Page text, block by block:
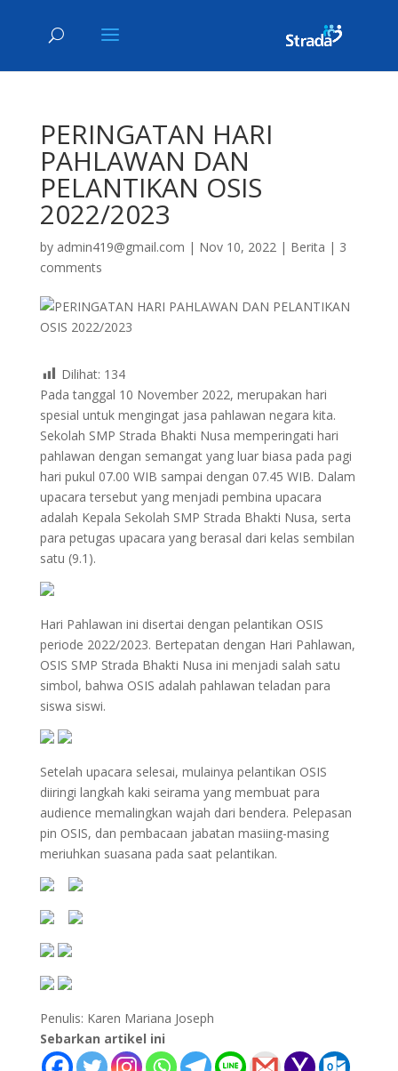
PERINGATAN HARI
PAHLAWAN DAN
PELANTIKAN OSIS
2022/2023
by admin419@gmail.com | Nov 10, 2022| Berita | 3
comments
Dilihat: 134
Pada tanggal 10 November 2022, merupakan hari
spesial untuk mengingat jasa pahlawan negara kita.
Sekolah SMP Strada Bhakti Nusa memperingati hari
pahlawan dengan semangat yang luar biasa pada pagi
hari pukul 07.00 WIB sampai dengan 07.45 WIB. Dalam
upacara tersebut yang menjadi pembina upacara
adalah Kepala Sekolah SMP Strada Bhakti Nusa, serta
para petugas upacara yang berasal dari kelas sembilan
satu (9.1).
Hari Pahlawan ini disertai dengan pelantikan OSIS
periode 2022/2023. Bertepatan dengan Hari Pahlawan,
OSIS SMP Strada Bhakti Nusa ini menjadi salah satu
simbol, bahwa OSIS adalah pahlawan teladan para
siswa siswi.
Setelah upacara selesai, mulainya pelantikan OSIS
diiringi langkah kaki seirama yang membuat para
audience memalingkan wajah dari bendera. Pelepasan
pin OSIS, dan pembacaan jabatan masiing-masing
meriuhkan suasana pada saat pelantikan.
Penulis: Karen Mariana Joseph
Sebarkan artikel ini